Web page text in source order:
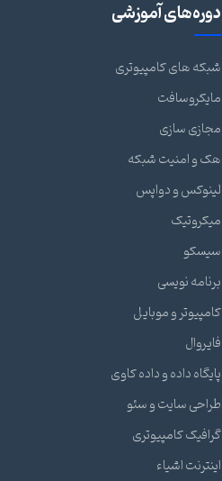
دوره‌های آموزشی
شبکه های کامپیوتری
مایکروسافت
مجازی سازی
هک و امنیت شبکه
لینوکس و دواپس
میکروتیک
سیسکو
برنامه نویسی
کامپیوتر و موبایل
فایروال
پایگاه داده و داده کاوی
طراحی سایت و سئو
گرافیک کامپیوتری
اینترنت اشیاء